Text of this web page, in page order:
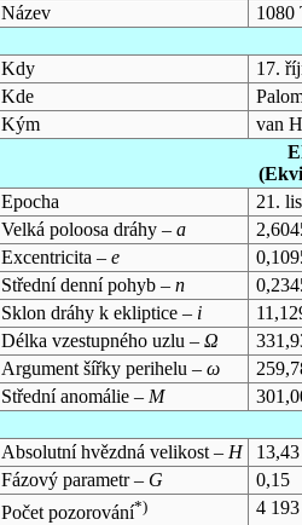
Název
1080
Kdy
17.
Kde
Kým
van
Epocha
21.
Velká poloosa dráhy –a
Excentricita –e
Střední denní pohyb –n
Sklon dráhy k ekliptice – i
Délka vzestupného uzlu –Ω
Argument šířky perihelu –ω
Střední anomálie – M
Absolutní hvězdná velikost – H
Fázový parametr – G
0,15
Počet pozorování*)
4 193